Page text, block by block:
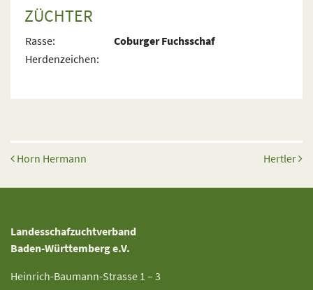
ZÜCHTER
Rasse:
Coburger Fuchsschaf
Herdenzeichen:
Beitrags-Navigation
Horn Hermann Hertler
Landesschafzuchtverband
Baden-Württemberg e.V.
Heinrich-Baumann-Strasse 1 – 3